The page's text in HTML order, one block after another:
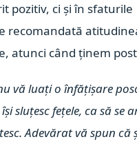
pozitiv, ci și în sfaturile
recomandată
atunci când ținem
vă luați o înfățișare
sluțesc fețele, ca să se
Adevărat vă spun că